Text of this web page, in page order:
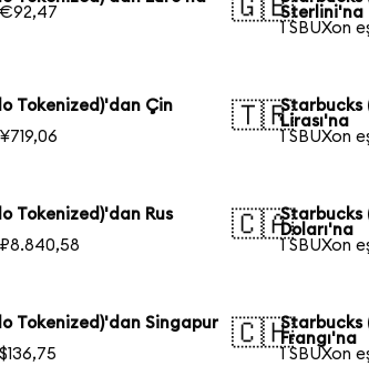
€92,47
🇬🇧Sterlini'na
1 SBUXon
Tokenized)'dan Çin
🇹🇷Starbucks
Lirası'na
1 SBUXon
Tokenized)'dan Rus
🇨🇦Starbucks
Doları'na
1 SBUXon
Tokenized)'dan Singapur
🇨🇭Starbucks
Frangı'na
1 SBUXon